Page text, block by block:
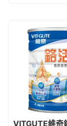
VITGUTE維奇